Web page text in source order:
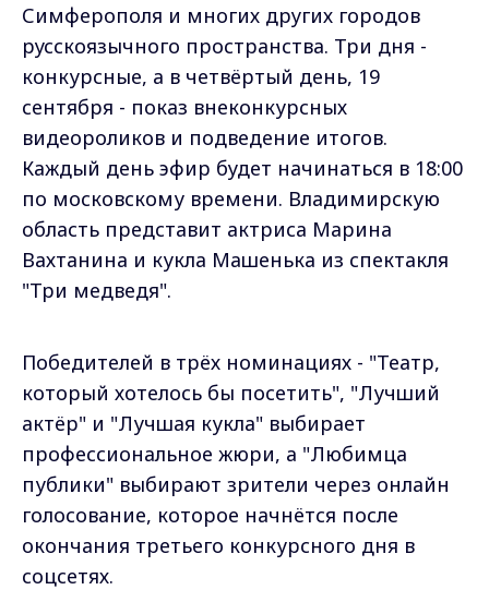
Симферополя и многих других городов
русскоязычного пространства. Три дня -
конкурсные, а в четвёртый день, 19
сентября - показ внеконкурсных
видеороликов и подведение итогов.
Каждый день эфир будет начинаться в 18:00
по московскому времени. Владимирскую
область представит актриса Марина
Вахтанина и кукла Машенька из спектакля
"Три медведя".
Победителей в трёх номинациях - "Театр,
который хотелось бы посетить", "Лучший
актёр" и "Лучшая кукла" выбирает
профессиональное жюри, а "Любимца
публики" выбирают зрители через онлайн
голосование, которое начнётся после
окончания третьего конкурсного дня в
соцсетях.